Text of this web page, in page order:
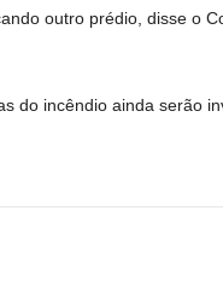
outro prédio, disse o
do incêndio ainda serão